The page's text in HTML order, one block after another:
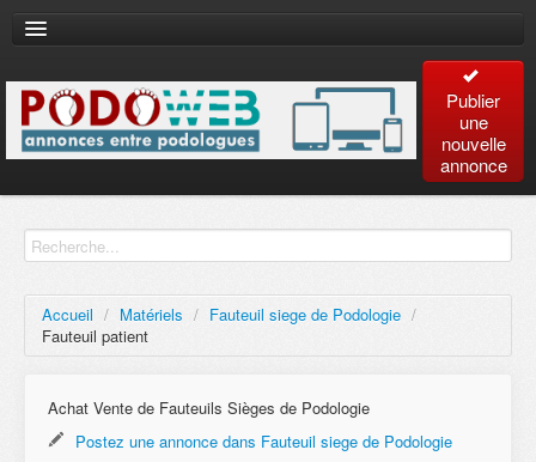
Publier
une
nouvelle
annonce
Contact
Accueil / Matériels / Fauteuil siege de Podologie /
Fauteuil patient
Achat Vente de Fauteuils Sièges de Podologie
Postez une annonce dans Fauteuil siege de Podologie